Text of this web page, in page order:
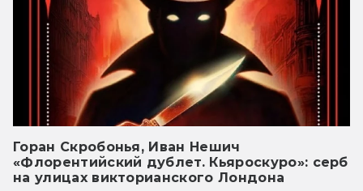
Горан Скробонья, Иван Нешич
«Флорентийский дублет. Кьяроскуро»: серб
на улицах викторианского Лондона